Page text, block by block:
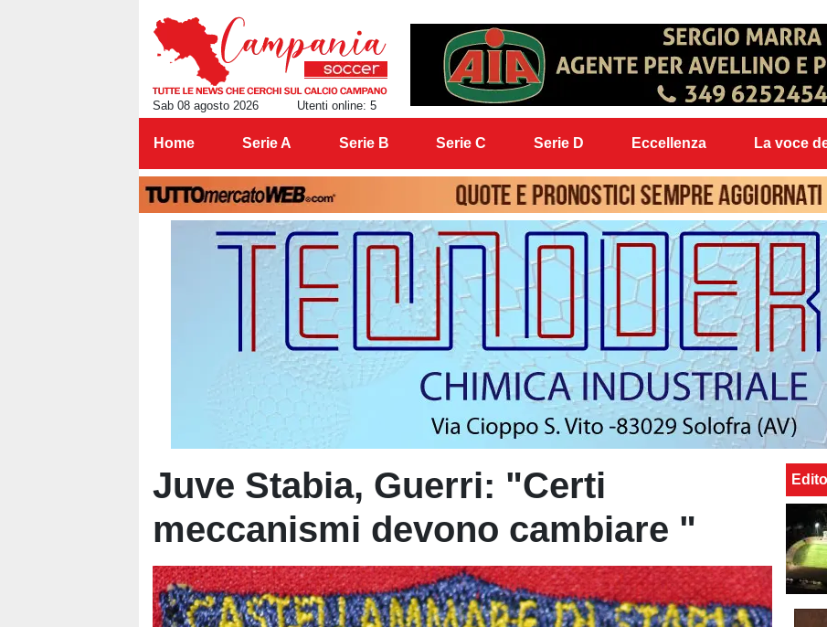
Sab 08 agosto 2026 Utenti online: 5
Home Serie A Serie B Serie C Serie D Eccellenza La voce
Juve Stabia, Guerri: "Certi
meccanismi devono cambiare "